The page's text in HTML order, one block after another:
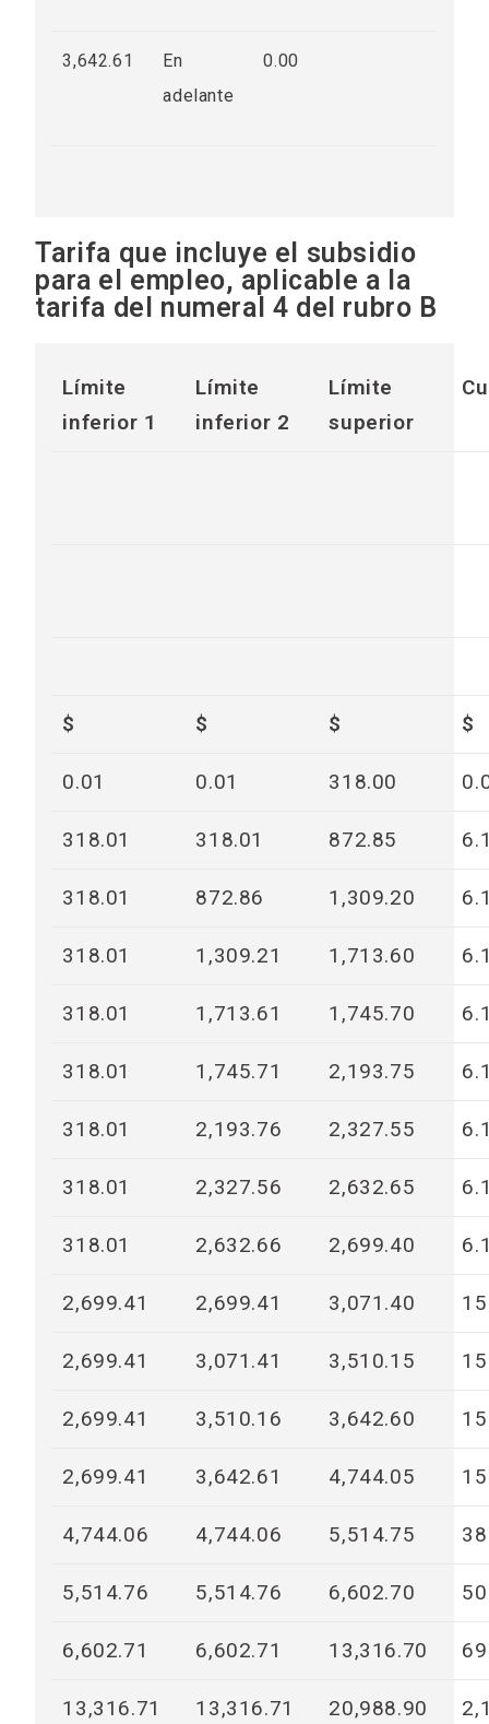
3,642.61
En
adelante
0.00
Tarifa que incluye el subsidio
para el empleo, aplicable a la
tarifa del numeral 4 del rubro B
Límite
inferior 1
Límite
inferior 2
Límite
superior
$ $ $ $
0.01 0.01 318.00
318.01 318.01 872.85
318.01 872.86 1,309.20
318.01 1,309.21 1,713.60
318.01 1,713.61 1,745.70
318.01 1,745.71 2,193.75
318.01 2,193.76 2,327.55
318.01 2,327.56 2,632.65
318.01 2,632.66 2,699.40
2,699.41 2,699.41 3,071.40
2,699.41 3,071.41 3,510.15
2,699.41 3,510.16 3,642.60
2,699.41 3,642.61 4,744.05
4,744.06 4,744.06 5,514.75
5,514.76 5,514.76 6,602.70
6,602.71 6,602.71 13,316.70
13,316.71 13,316.71 20,988.90